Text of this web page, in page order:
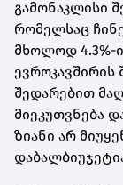
გამონაკლისი
რომელსაც
მხოლოდ 4.3%-
შედარებით
მიეკუთვნება
ზიანი არ